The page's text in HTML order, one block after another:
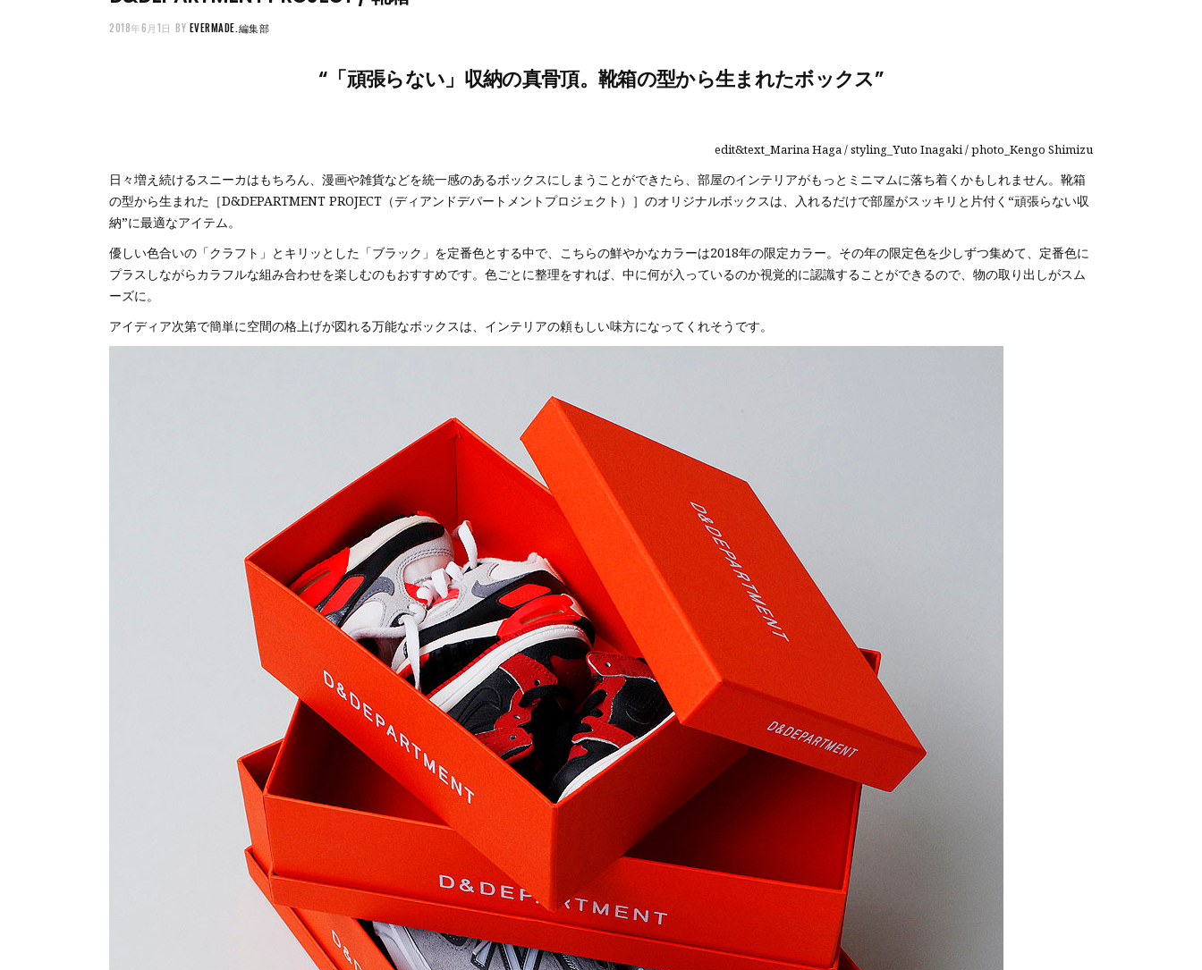
2018年6月1日 BY EVERMADE.編集部
“「頑張らない」収納の真骨頂。靴箱の型から生まれたボックス”
edit&text_Marina Haga / styling_Yuto Inagaki / photo_Kengo Shimizu
日々増え続けるスニーカはもちろん、漫画や雑貨などを統一感のあるボックスにしまうことができたら、部屋のインテリアがもっとミニマムに落ち着くかもしれません。靴箱
の型から生まれた［D&DEPARTMENT PROJECT（ディアンドデパートメントプロジェクト）］のオリジナルボックスは、入れるだけで部屋がスッキリと片付く“頑張らない収
納”に最適なアイテム。
優しい色合いの「クラフト」とキリッとした「ブラック」を定番色とする中で、こちらの鮮やかなカラーは2018年の限定カラー。その年の限定色を少しずつ集めて、定番色に
プラスしながらカラフルな組み合わせを楽しむのもおすすめです。色ごとに整理をすれば、中に何が入っているのか視覚的に認識することができるので、物の取り出しがスム
ーズに。
アイディア次第で簡単に空間の格上げが図れる万能なボックスは、インテリアの頼もしい味方になってくれそうです。